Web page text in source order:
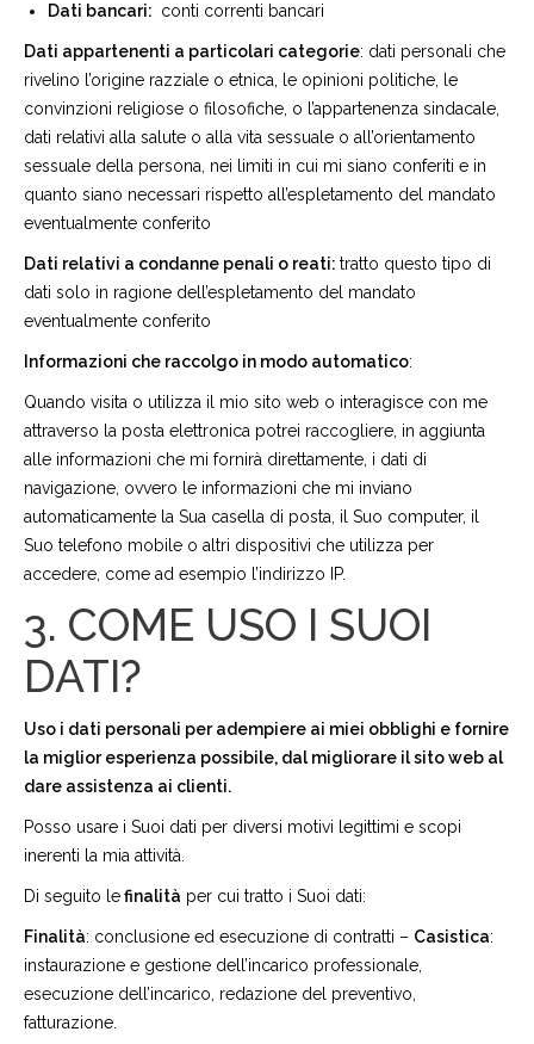
Dati bancari: conti correnti bancari
Dati appartenenti a particolari categorie: dati personali che
rivelino l’origine razziale o etnica, le opinioni politiche, le
convinzioni religiose o filosofiche, o l’appartenenza sindacale,
dati relativi alla salute o alla vita sessuale o all’orientamento
sessuale della persona, nei limiti in cui mi siano conferiti e in
quanto siano necessari rispetto all’espletamento del mandato
eventualmente conferito
Dati relativi a condanne penali o reati: tratto questo tipo di
dati solo in ragione dell’espletamento del mandato
eventualmente conferito
Informazioni che raccolgo in modo automatico:
Quando visita o utilizza il mio sito web o interagisce con me
attraverso la posta elettronica potrei raccogliere, in aggiunta
alle informazioni che mi fornirà direttamente, i dati di
navigazione, ovvero le informazioni che mi inviano
automaticamente la Sua casella di posta, il Suo computer, il
Suo telefono mobile o altri dispositivi che utilizza per
accedere, come ad esempio l’indirizzo IP.
3. COME USO I SUOI
DATI?
Uso i dati personali per adempiere ai miei obblighi e fornire
la miglior esperienza possibile, dal migliorare il sito web al
dare assistenza ai clienti.
Posso usare i Suoi dati per diversi motivi legittimi e scopi
inerenti la mia attività.
Di seguito lefinalità per cui tratto i Suoi dati:
Finalità: conclusione ed esecuzione di contratti – Casistica:
instaurazione e gestione dell’incarico professionale,
esecuzione dell’incarico, redazione del preventivo,
fatturazione.